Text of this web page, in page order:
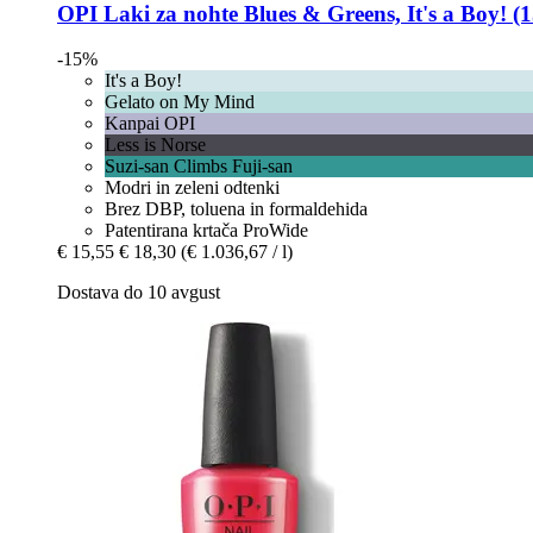
OPI Laki za nohte Blues & Greens, It's a Boy!
-15%
It's a Boy!
Gelato on My Mind
Kanpai OPI
Less is Norse
Suzi-san Climbs Fuji-san
Modri in zeleni odtenki
Brez DBP, toluena in formaldehida
Patentirana krtača ProWide
€ 15,55 € 18,30 (€ 1.036,67 / l)
Dostava do 10 avgust